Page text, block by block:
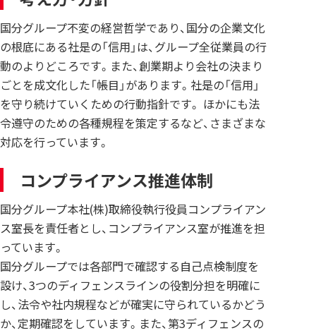
国分グループ不変の経営哲学であり、国分の企業文化
の根底にある社是の「信用」は、グループ全従業員の行
動のよりどころです。また、創業期より会社の決まり
ごとを成文化した「帳目」があります。社是の「信用」
を守り続けていくための行動指針です。 ほかにも法
令遵守のための各種規程を策定するなど、さまざまな
対応を行っています。
コンプライアンス推進体制
国分グループ本社(株)取締役執行役員コンプライアン
ス室長を責任者とし、コンプライアンス室が推進を担
っています。
国分グループでは各部門で確認する自己点検制度を
設け、3つのディフェンスラインの役割分担を明確に
し、法令や社内規程などが確実に守られているかどう
か、定期確認をしています。また、第3ディフェンスの